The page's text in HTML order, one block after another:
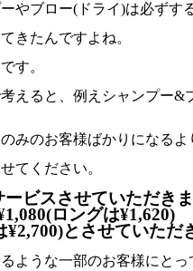
やブロー(ドライ)は必ず
きたんですよね。
す。
えると、例えシャンプー
みのお客様ばかりになる
てください。
ビスさせていただきま
ロングは¥1,620)
とさせていただ
ような一部のお客様にと